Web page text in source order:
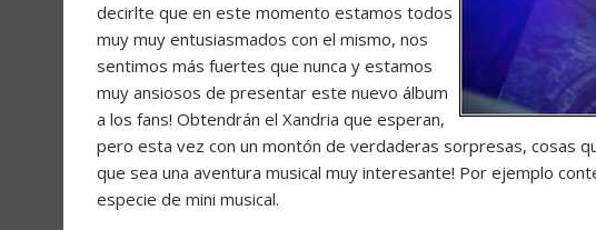
decirlte que en este momento estamos todos
muy muy entusiasmados con el mismo, nos
sentimos más fuertes que nunca y estamos
muy ansiosos de presentar este nuevo álbum
a los fans! Obtendrán el Xandria que esperan,
pero esta vez con un montón de verdaderas sorpresas, cosas
que sea una aventura musical muy interesante! Por ejemplo
especie de mini musical.